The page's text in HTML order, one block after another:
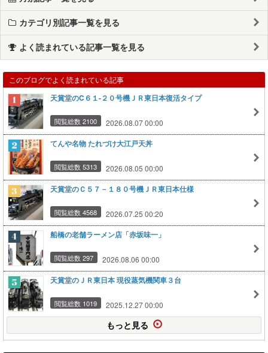
カテゴリ別記事一覧を見る
よく読まれている記事一覧を見る
このブログでよく読まれている記事
天賞堂のC６１-２０号機ＪＲ東日本復活タイプ
閲覧総数 2100 2026.08.07 00:00
てんや名物 たれづけ大江戸天丼
閲覧総数 5313 2026.08.05 00:00
天賞堂のＣ５７－１８０号機ＪＲ東日本仕様
閲覧総数 4568 2026.07.25 00:20
船橋の老舗ラーメン店「赤坂味一」
閲覧総数 297 2026.08.06 00:00
天賞堂のＪＲ東日本 現役蒸気機関車３台
閲覧総数 1019 2025.12.27 00:00
もっと見る